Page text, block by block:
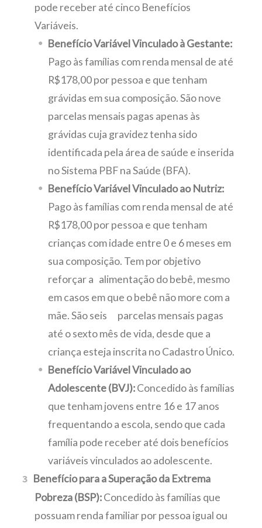
pode receber até cinco Benefícios
Variáveis.
Benefício Variável Vinculado à Gestante:
Pago às famílias com renda mensal de até
R$178,00 por pessoa e que tenham
grávidas em sua composição. São nove
parcelas mensais pagas apenas às
grávidas cuja gravidez tenha sido
identificada pela área de saúde e inserida
no Sistema PBF na Saúde (BFA).
Benefício Variável Vinculado ao Nutriz:
Pago às famílias com renda mensal de até
R$178,00 por pessoa e que tenham
crianças com idade entre 0 e 6 meses em
sua composição. Tem por objetivo
reforçar a alimentação do bebê, mesmo
em casos em que o bebê não more com a
mãe. São seis parcelas mensais pagas
até o sexto mês de vida, desde que a
criança esteja inscrita no Cadastro Único.
Benefício Variável Vinculado ao
Adolescente (BVJ):Concedido às famílias
que tenham jovens entre 16 e 17 anos
frequentando a escola, sendo que cada
família pode receber até dois benefícios
variáveis vinculados ao adolescente.
Benefício para a Superação da Extrema
Pobreza (BSP):Concedido às famílias que
possuam renda familiar por pessoa igual ou